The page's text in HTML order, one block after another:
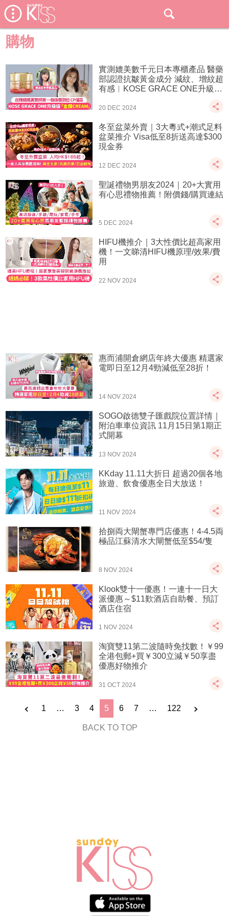
購物
實測媲美數千元日本專櫃產品 醫藥
部認證抗皺黃金成分 減紋、增紋超
有感︱KOSE GRACE ONE升級版
20 DEC 2024
冬至盆菜外賣｜3大粵式+潮式足料
盆菜推介 Visa低至8折送高達$300
現金券
12 DEC 2024
聖誕禮物男朋友2024｜20+大實用
有心思禮物推薦！附價錢/購買連結
5 DEC 2024
HIFU機推介｜3大性價比超高家用
機！一文睇清HIFU機原理/效果/費
用
22 NOV 2024
惠而浦開倉網店年終大優惠 精選家
電即日至12月4勁減低至28折！
14 NOV 2024
SOGO啟德雙子匯戲院位置詳情｜
附泊車車位資訊 11月15日第1期正
式開幕
13 NOV 2024
KKday 11.11大折日 超過20個各地
旅遊、飲食優惠全日大放送！
11 NOV 2024
拾捌両大閘蟹專門店優惠！4-4.5両
極品江蘇清水大閘蟹低至$54/隻
8 NOV 2024
Klook雙十一優惠！一連十一日大
派優惠～$11歎酒店自助餐、預訂
酒店住宿
1 NOV 2024
淘寶雙11第二波隨時免找數！￥99
全港包郵+買￥300立減￥50享盡
優惠好物推介
31 OCT 2024
1 … 3 4 5 6 7 … 122
BACK TO TOP